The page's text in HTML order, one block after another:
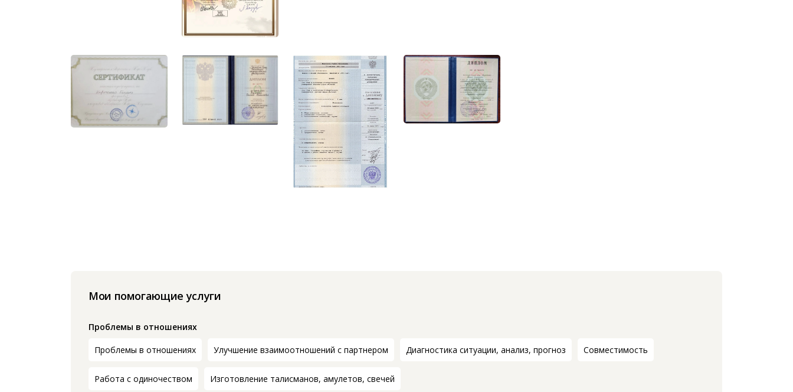
Мои помогающие услуги
Проблемы в отношениях
Проблемы в отношениях Улучшение взаимоотношений с партнером Диагностика ситуации, анализ, прогноз Совместимость
Работа с одиночеством Изготовление талисманов, амулетов, свечей